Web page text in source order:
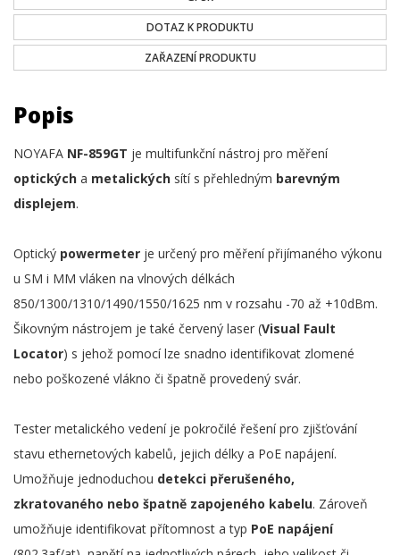
DOTAZ K PRODUKTU
ZAŘAZENÍ PRODUKTU
Popis
NOYAFA NF-859GT je multifunkční nástroj pro měření
optických a metalických sítí s přehledným barevným
displejem.
Optický powermeter je určený pro měření přijímaného výkonu
u SM i MM vláken na vlnových délkách
850/1300/1310/1490/1550/1625 nm v rozsahu -70 až +10dBm.
Šikovným nástrojem je také červený laser (Visual Fault
Locator) s jehož pomocí lze snadno identifikovat zlomené
nebo poškozené vlákno či špatně provedený svár.
Tester metalického vedení je pokročilé řešení pro zjišťování
stavu ethernetových kabelů, jejich délky a PoE napájení.
Umožňuje jednoduchou detekci přerušeného,
zkratovaného nebo špatně zapojeného kabelu. Zároveň
umožňuje identifikovat přítomnost a typ PoE napájení